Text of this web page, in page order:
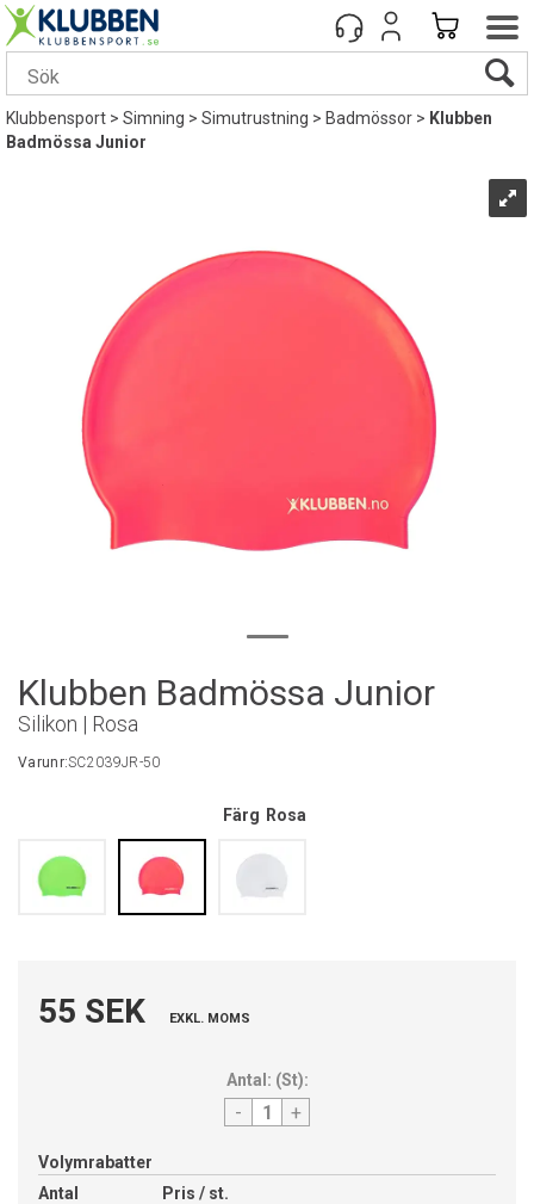
Klubbensport>Simning>Simutrustning>Badmössor> Klubben
Badmössa Junior
Klubben Badmössa Junior
Silikon | Rosa
Varunr:SC2039JR-50
Färg Rosa
55 SEK EXKL. MOMS
Antal: (St):
- +
Volymrabatter
Antal
Pris / st.